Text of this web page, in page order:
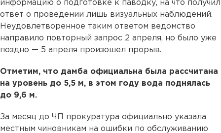
информацию о подготовке к паводку, на что получил
ответ о проведении лишь визуальных наблюдений.
Неудовлетворенное таким ответом ведомство
направило повторный запрос 2 апреля, но было уже
поздно — 5 апреля произошел прорыв.
Отметим, что дамба официальна была рассчитана
на уровень до 5,5 м, в этом году вода поднялась
до 9,6 м.
За месяц до ЧП прокуратура официально указала
местным чиновникам на ошибки по обслуживанию